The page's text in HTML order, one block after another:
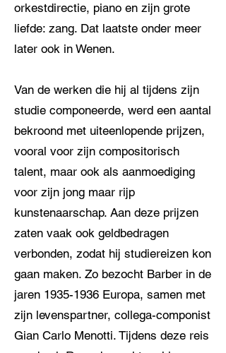
orkestdirectie, piano en zijn grote
liefde: zang. Dat laatste onder meer
later ook in Wenen.
Van de werken die hij al tijdens zijn
studie componeerde, werd een aantal
bekroond met uiteenlopende prijzen,
vooral voor zijn compositorisch
talent, maar ook als aanmoediging
voor zijn jong maar rijp
kunstenaarschap. Aan deze prijzen
zaten vaak ook geldbedragen
verbonden, zodat hij studiereizen kon
gaan maken. Zo bezocht Barber in de
jaren 1935-1936 Europa, samen met
zijn levenspartner, collega-componist
Gian Carlo Menotti. Tijdens deze reis